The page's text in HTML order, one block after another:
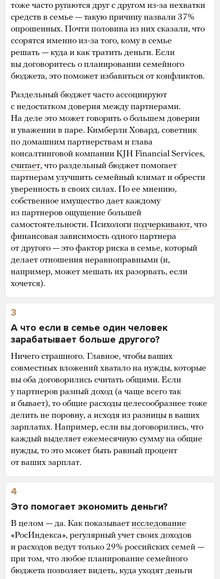
тоже часто ругаются друг с другом из-за нехватки
средств в семье — такую причину назвали 37%
опрошенных. Почти половина из них сказали, что
ссорятся именно из-за того, кому в семье
решать — куда и как тратить деньги. Если
вы договоритесь о планировании семейного
бюджета, это поможет избавиться от конфликтов.
Раздельный бюджет часто ассоциируют
с недостатком доверия между партнерами.
На деле это может говорить о большем доверии
и уважении в паре. Кимберли Ховард, советник
по домашним партнерствам и глава
консалтинговой компании KJH Financial Services,
считает, что раздельный бюджет помогает
партнерам улучшить семейный климат и обрести
уверенность в своих силах. По ее мнению,
собственное имущество дает каждому
из партнеров ощущение большей
самостоятельности. Психологи подчеркивают, что
финансовая зависимость одного партнера
от другого — это фактор риска в семье, который
делает отношения неравноправными (и,
например, может мешать их разорвать, если
хочется).
3
А что если в семье один человек
зарабатывает больше другого?
Ничего страшного. Главное, чтобы ваших
совместных вложений хватало на нужды, которые
вы оба договорились считать общими. Если
у партнеров разный доход (а чаще всего так
и бывает), то общие расходы целесообразнее тоже
делить не поровну, а исходя из разницы в ваших
зарплатах. Например, если вы договорились, что
каждый выделяет ежемесячную сумму на общие
нужды, то это может быть равный процент
от ваших зарплат.
4
Это помогает экономить деньги?
В целом — да. Как показывает исследование
«РосИндекса», регулярный учет своих доходов
и расходов ведут только 29% российских семей —
при том, что любое планирование семейного
бюджета позволяет видеть, куда уходят деньги